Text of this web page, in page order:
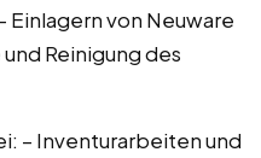
von Neuware
Reinigung des
– Inventurarbeiten und